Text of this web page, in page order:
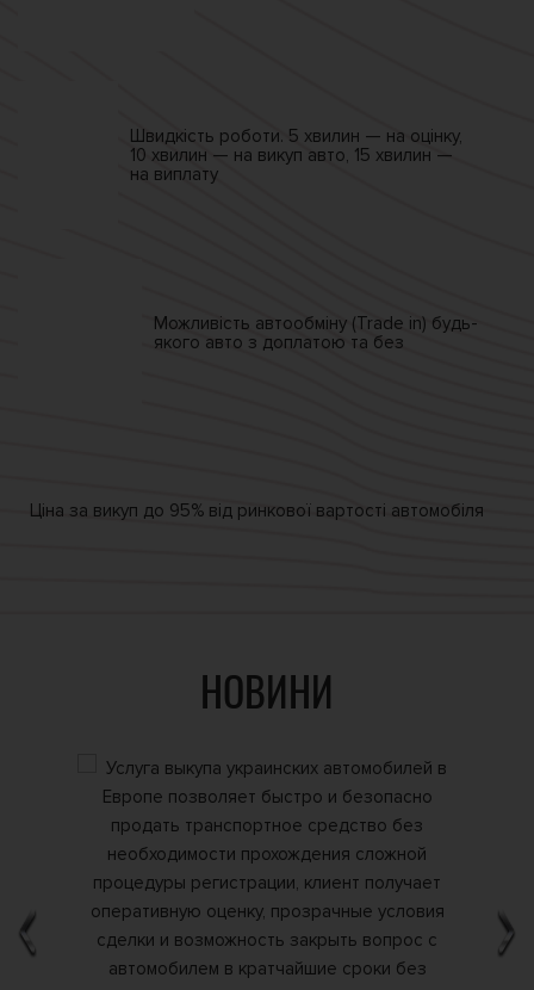
Швидкість роботи. 5 хвилин — на оцінку,
10 хвилин — на викуп авто, 15 хвилин —
на виплату
Можливість автообміну (Trade in) будь-
якого авто з доплатою та без
Ціна за викуп до 95% від ринкової вартості автомобіля
НОВИНИ